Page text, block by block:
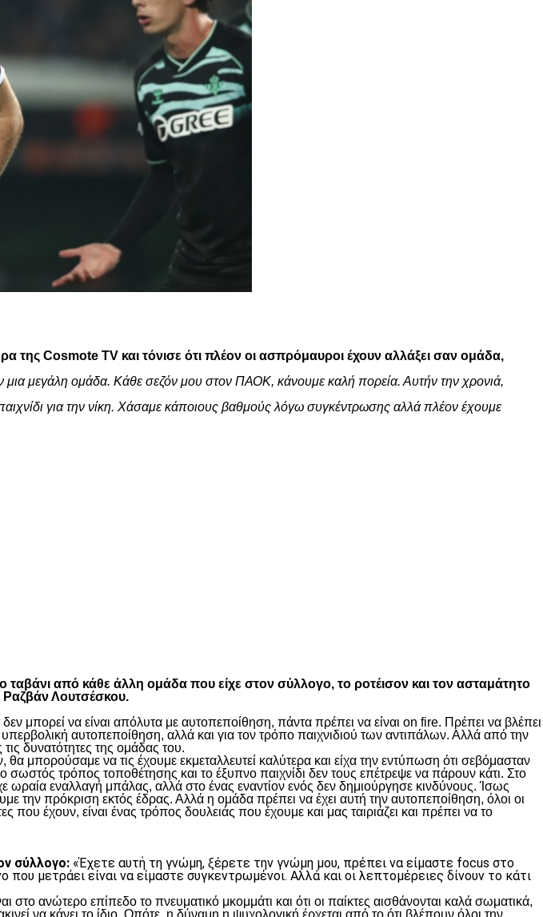
της Cosmote TV και τόνισε ότι πλέον οι ασπρόμαυροι έχουν αλλάξει σαν ομάδα,
μεγάλη ομάδα. Κάθε σεζόν μου στον ΠΑΟΚ, κάνουμε καλή πορεία. Αυτήν την χρονιά,
για την νίκη. Χάσαμε κάποιους βαθμούς λόγω συγκέντρωσης αλλά πλέον έχουμε
ταβάνι από κάθε άλλη ομάδα που είχε στον σύλλογο, το ροτέισον και τον ασταμάτητο
Ραζβάν Λουτσέσκου.
μπορεί να είναι απόλυτα με αυτοπεποίθηση, πάντα πρέπει να είναι on fire. Πρέπει να βλέπει
αυτοπεποίθηση, αλλά και για τον τρόπο παιχνιδιού των αντιπάλων. Αλλά από την
δυνατότητες της ομάδας του.
μπορούσαμε να τις έχουμε εκμεταλλευτεί καλύτερα και είχα την εντύπωση ότι σεβόμασταν
τρόπος τοποθέτησης και το έξυπνο παιχνίδι δεν τους επέτρεψε να πάρουν κάτι. Στο
εναλλαγή μπάλας, αλλά στο ένας εναντίον ενός δεν δημιούργησε κινδύνους. Ίσως
την πρόκριση εκτός έδρας. Αλλά η ομάδα πρέπει να έχει αυτή την αυτοπεποίθηση, όλοι οι
που έχουν, είναι ένας τρόπος δουλειάς που έχουμε και μας ταιριάζει και πρέπει να το
σύλλογο: «Έχετε αυτή τη γνώμη, ξέρετε την γνώμη μου, πρέπει να είμαστε focus στο
μετράει είναι να είμαστε συγκεντρωμένοι. Αλλά και οι λεπτομέρειες δίνουν το κάτι
στο ανώτερο επίπεδο το πνευματικό μκομμάτι και ότι οι παίκτες αισθάνονται καλά σωματικά,
να κάνει το ίδιο, Οπότε, η δύναμη η ψυχολογική έρχεται από το ότι βλέπουν όλοι την